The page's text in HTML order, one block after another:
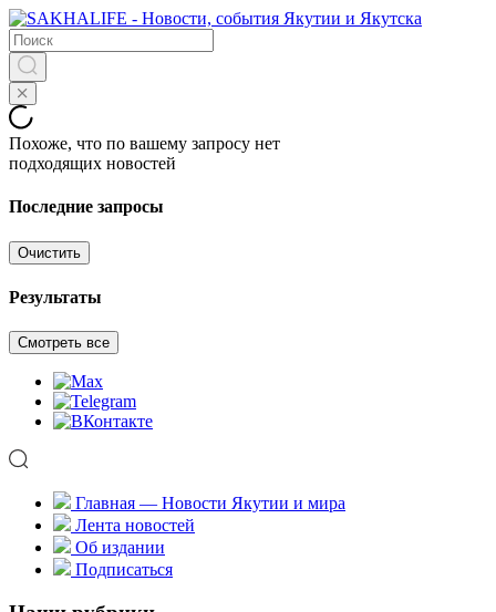
Похоже, что по вашему запросу нет
подходящих новостей
Последние запросы
Очистить
Результаты
Смотреть все
Главная — Новости Якутии и мира
Лента новостей
Об издании
Подписаться